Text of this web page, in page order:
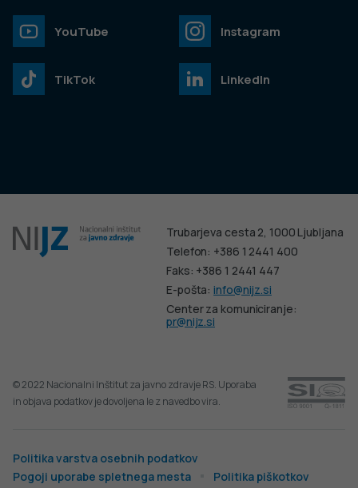
Trubarjeva cesta 2, 1000 Ljubljana
Telefon: +386 1 2441 400
Faks: +386 1 2441 447
E-pošta:info@nijz.si
Center za komuniciranje:
pr@nijz.si
Politika varstva osebnih podatkov
Pogoji uporabe spletnega mesta
Politika piškotkov
© 2022 Nacionalni Inštitut za javno zdravje RS. Uporaba
in objava podatkov je dovoljena le z navedbo vira.
YouTube Instagram
TikTok LinkedIn